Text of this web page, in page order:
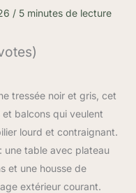
/ 5 minutes de lecture
tressée noir et gris, cet
balcons qui veulent
lourd et contraignant.
une table avec plateau
et une housse de
extérieur courant.